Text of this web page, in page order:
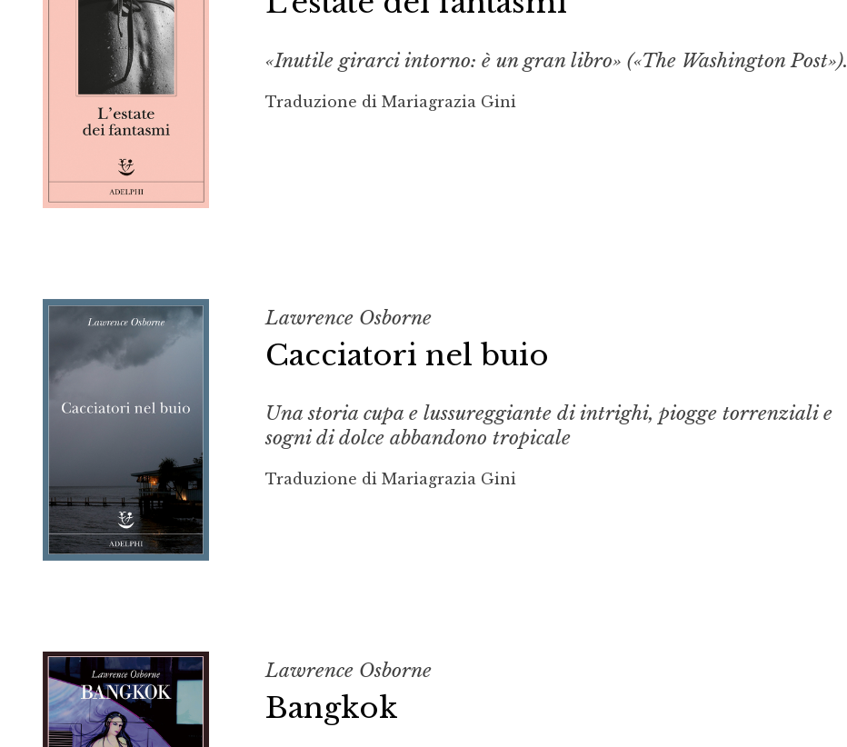
«Inutile girarci intorno: è un gran libro» («The Washington Post»).
Traduzione di Mariagrazia Gini
Lawrence Osborne
Cacciatori nel buio
Una storia cupa e lussureggiante di intrighi, piogge torrenziali e
sogni di dolce abbandono tropicale
Traduzione di Mariagrazia Gini
Lawrence Osborne
Bangkok